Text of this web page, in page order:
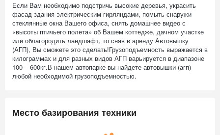
Если Вам необходимо подстричь высокие деревья, украсить
фасад здания электрическим гирляндами, помыть снаружи
стеклянные окна Вашего офиса, снять домашнее видео с
«высоты птичьего полета» об Вашем коттедже, дачном участке
или облагородить ландшафт, то сняв в аренду Автовышку
(АГП), Вы сможете это сделать!Грузоподъемность выражается в
килограммах и для разных видов АГП варьируется в диапазоне
100 – 600кг.В нашем автопарке вы найдете автовышки (агп)
любой необходимой грузоподъемностью.
Место базирования техники